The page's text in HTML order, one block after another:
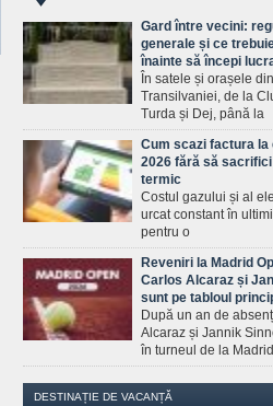
Gard între vecini:
generale și ce
înainte să începi
În satele și orașele
Transilvaniei, de la
Turda și Dej, până la
Cum scazi factura la
2026 fără să
termic
Costul gazului și al
urcat constant în
pentru o
Reveniri la Madrid
Carlos Alcaraz și
sunt pe tabloul
După un an de
Alcaraz și Jannik
în turneul de la
DESTINAȚIE DE VACANȚĂ